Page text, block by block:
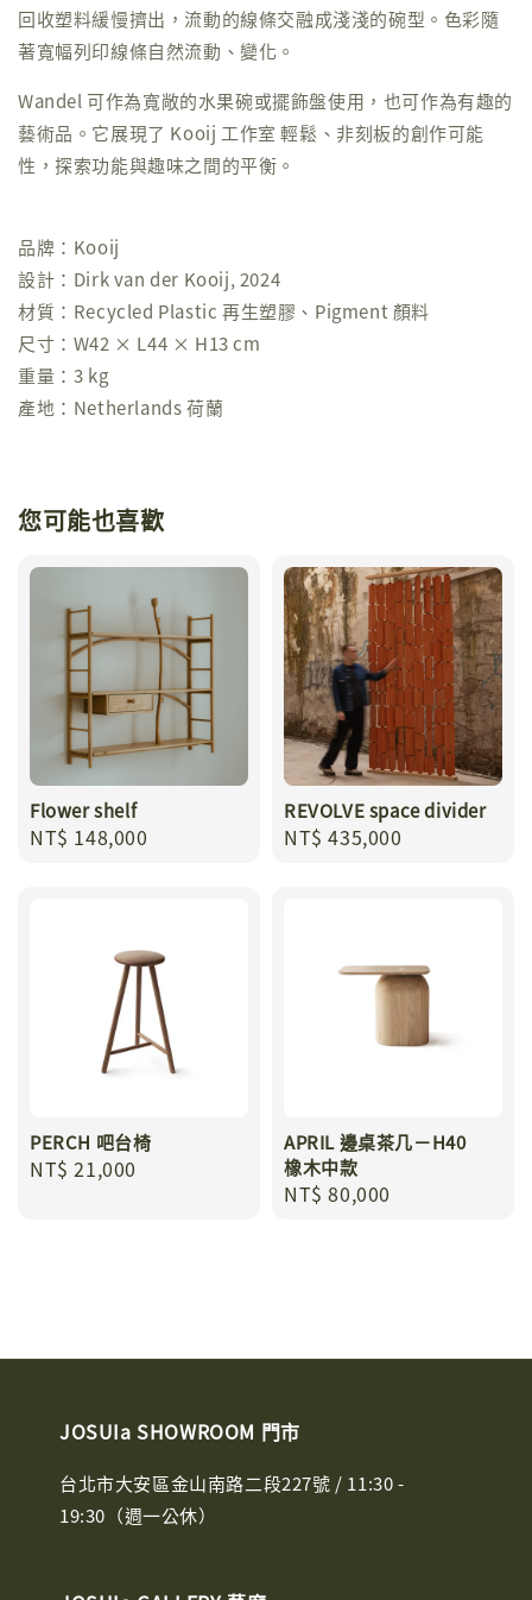
回收塑料緩慢擠出，流動的線條交融成淺淺的碗型。色彩隨
著寬幅列印線條自然流動、變化。
Wandel 可作為寬敞的水果碗或擺飾盤使用，也可作為有趣的
藝術品。它展現了 Kooij 工作室 輕鬆、非刻板的創作可能
性，探索功能與趣味之間的平衡。
品牌：Kooij
設計：Dirk van der Kooij, 2024
材質：Recycled Plastic 再生塑膠、Pigment 顏料
尺寸：W42 × L44 × H13 cm
重量：3 kg
產地：Netherlands 荷蘭
您可能也喜歡
Flower shelf
Regular
NT$ 148,000
REVOLVE space divider
Regular
NT$ 435,000
PERCH 吧台椅
Regular
NT$ 21,000
APRIL 邊桌茶几－H40
橡木中款
Regular
NT$ 80,000
JOSUIa SHOWROOM 門市
台北市大安區金山南路二段227號 / 11:30 -
19:30（週一公休）